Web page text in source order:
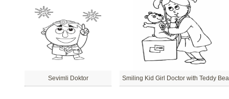
Sevimli Doktor Smiling Kid Girl Doctor with Teddy